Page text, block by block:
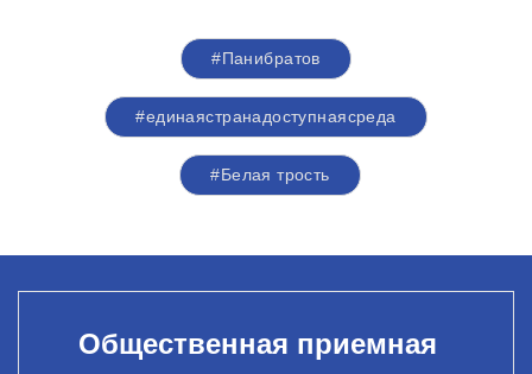
#Панибратов
#единаястранадоступнаясреда
#Белая трость
Общественная приемная